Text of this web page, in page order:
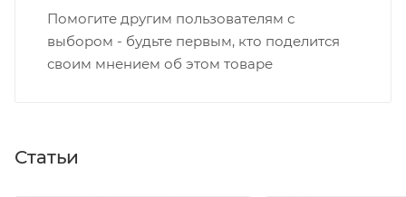
Помогите другим пользователям с
выбором - будьте первым, кто поделится
своим мнением об этом товаре
Статьи